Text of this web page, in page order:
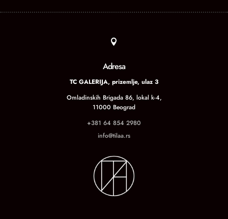

Adresa
TC GALERIJA, prizemlje, ulaz 3
Omladinskih Brigada 86, lokal k-4,
11000 Beograd
+381 64 854 2980
info@tilaa.rs